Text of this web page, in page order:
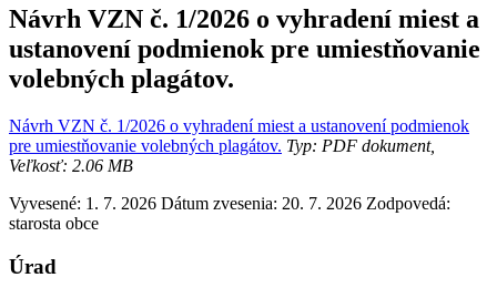
Návrh VZN č. 1/2026 o vyhradení miest a
ustanovení podmienok pre umiestňovanie
volebných plagátov.
Návrh VZN č. 1/2026 o vyhradení miest a ustanovení podmienok
pre umiestňovanie volebných plagátov. Typ: PDF dokument,
Veľkosť: 2.06 MB
Vyvesené: 1. 7. 2026 Dátum zvesenia: 20. 7. 2026 Zodpovedá:
starosta obce
Úrad